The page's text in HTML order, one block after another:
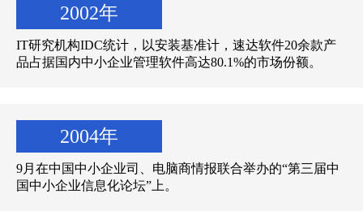
2002年
IT研究机构IDC统计，以安装基准计，速达软件20余款产
品占据国内中小企业管理软件高达80.1%的市场份额。
2004年
9月在中国中小企业司、电脑商情报联合举办的“第三届中
国中小企业信息化论坛”上。